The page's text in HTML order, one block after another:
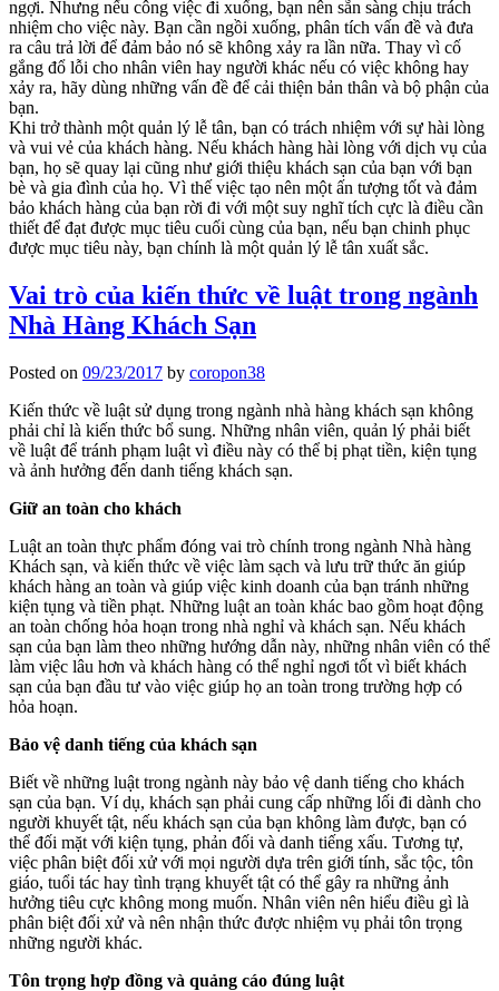
ngợi. Nhưng nếu công việc đi xuống, bạn nên sẵn sàng chịu trách
nhiệm cho việc này. Bạn cần ngồi xuống, phân tích vấn đề và đưa
ra câu trả lời để đảm bảo nó sẽ không xảy ra lần nữa. Thay vì cố
gắng đổ lỗi cho nhân viên hay người khác nếu có việc không hay
xảy ra, hãy dùng những vấn đề để cải thiện bản thân và bộ phận của
bạn.
Khi trở thành một quản lý lễ tân, bạn có trách nhiệm với sự hài lòng
và vui vẻ của khách hàng. Nếu khách hàng hài lòng với dịch vụ của
bạn, họ sẽ quay lại cũng như giới thiệu khách sạn của bạn với bạn
bè và gia đình của họ. Vì thế việc tạo nên một ấn tượng tốt và đảm
bảo khách hàng của bạn rời đi với một suy nghĩ tích cực là điều cần
thiết để đạt được mục tiêu cuối cùng của bạn, nếu bạn chinh phục
được mục tiêu này, bạn chính là một quản lý lễ tân xuất sắc.
Vai trò của kiến thức về luật trong ngành
Nhà Hàng Khách Sạn
Posted on 09/23/2017 by coropon38
Kiến thức về luật sử dụng trong ngành nhà hàng khách sạn không
phải chỉ là kiến thức bổ sung. Những nhân viên, quản lý phải biết
về luật để tránh phạm luật vì điều này có thể bị phạt tiền, kiện tụng
và ảnh hưởng đến danh tiếng khách sạn.
Giữ an toàn cho khách
Luật an toàn thực phẩm đóng vai trò chính trong ngành Nhà hàng
Khách sạn, và kiến thức về việc làm sạch và lưu trữ thức ăn giúp
khách hàng an toàn và giúp việc kinh doanh của bạn tránh những
kiện tụng và tiền phạt. Những luật an toàn khác bao gồm hoạt động
an toàn chống hỏa hoạn trong nhà nghỉ và khách sạn. Nếu khách
sạn của bạn làm theo những hướng dẫn này, những nhân viên có thể
làm việc lâu hơn và khách hàng có thể nghỉ ngơi tốt vì biết khách
sạn của bạn đầu tư vào việc giúp họ an toàn trong trường hợp có
hỏa hoạn.
Bảo vệ danh tiếng của khách sạn
Biết về những luật trong ngành này bảo vệ danh tiếng cho khách
sạn của bạn. Ví dụ, khách sạn phải cung cấp những lối đi dành cho
người khuyết tật, nếu khách sạn của bạn không làm được, bạn có
thể đối mặt với kiện tụng, phản đối và danh tiếng xấu. Tương tự,
việc phân biệt đối xử với mọi người dựa trên giới tính, sắc tộc, tôn
giáo, tuổi tác hay tình trạng khuyết tật có thể gây ra những ảnh
hưởng tiêu cực không mong muốn. Nhân viên nên hiểu điều gì là
phân biệt đối xử và nên nhận thức được nhiệm vụ phải tôn trọng
những người khác.
Tôn trọng hợp đồng và quảng cáo đúng luật